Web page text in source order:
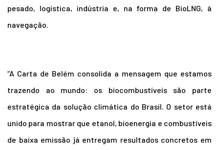
pesado, logística, indústria e, na forma de BioLNG, à
navegação.
“A Carta de Belém consolida a mensagem que estamos
trazendo ao mundo: os biocombustíveis são parte
estratégica da solução climática do Brasil. O setor está
unido para mostrar que etanol, bioenergia e combustíveis
de baixa emissão já entregam resultados concretos em